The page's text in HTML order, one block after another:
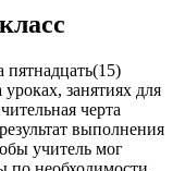
пятнадцать(15)
занятиях для
черта
выполнения
учитель мог